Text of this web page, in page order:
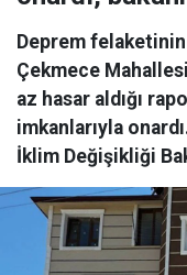
Deprem
Çekmece
az hasar aldığı
imkanlarıyla
İklim Değişikliği